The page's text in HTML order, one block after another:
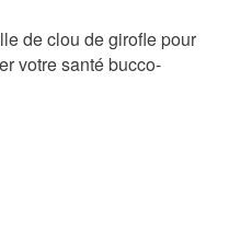
de clou de girofle pour
votre santé bucco-